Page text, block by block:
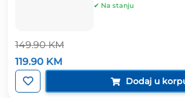
149.90KM
Izvorna
cijena
bila
je:
119.90 KM
cijena
119.90 KM.
✔ Na stanju
Dodaj u